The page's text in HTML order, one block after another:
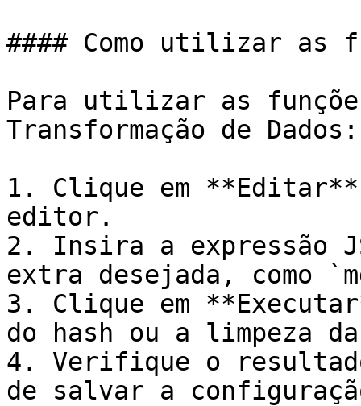
#### Como utilizar as
Para utilizar as
Transformação de Dados:
1. Clique em **Editar**
editor.
2. Insira a expressão
extra desejada, como
3. Clique em
do hash ou a limpeza
4. Verifique o
de salvar a